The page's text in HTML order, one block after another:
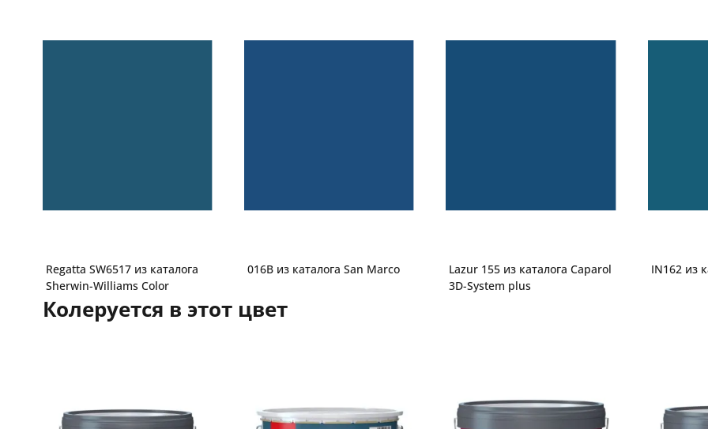
Regatta SW6517 из каталога
Sherwin-Williams Color
016B из каталога San Marco
Lazur 155 из каталога Caparol
3D-System plus
IN162 из
Колеруется в этот цвет